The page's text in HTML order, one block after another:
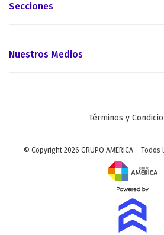
Secciones
Nuestros Medios
Términos y
© Copyright 2026 GRUPO AMERICA –